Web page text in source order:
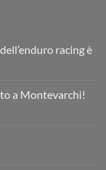
racing è
a Montevarchi!